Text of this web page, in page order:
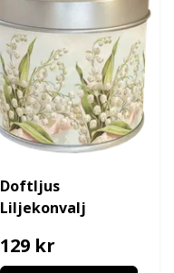
Doftljus
Liljekonvalj
129 kr